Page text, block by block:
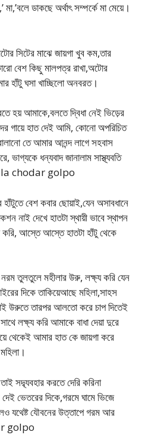
মা,’বলে ডাকছে অর্থাৎ সম্পর্কে মা মেয়ে।
সিটের মাঝে জায়গা খুব কম,তার
বেশ কিছু মালপত্র রাখা,অটোর
হাঁটু ঘসা খাচ্ছিলো অনবরত।
হয় আমাকে,বলতে দ্বিধা নেই ভিড়ের
গায়ে হাত দেই আমি, কোনো অপরিচিত
তে আমার আনন্দ লাগে সহবাস
ধন্যবাদ জানালাম সাস্থ্যবতি
chodar golpo
বেশ কবার ছোয়াই,যেন অসাবধানে
নাই দেখে হাতটা স্থায়ী ভাবে স্থাপন
করি, আস্তে আস্তে হাতটা হাঁটু থেকে
নরম তুলতুলে মহীলার উরু, লক্ষ্য করি যেন
দিকে তাকিয়েআছে মহিলা,সাহস
উরুতে তারপর আলতো করে চাপ দিতেই
লক্ষ্য করি আমাকে বাধা দেয়া দুরে
থেকেই আমার হাত কে জায়গা করে
সদ্ব্যবহার করতে দেরি করিনা
ভেতরের দিকে,গরমে ঘামে ভিজে
যথেষ্ট যৌবনের উত্তাপে গরম আর
golpo